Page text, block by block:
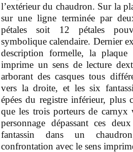
l’extérieur du chaudron. Sur la
sur une ligne terminée par
pétales soit 12 pétales
symbolique calendaire. Dernier
description formelle, la
imprime un sens de lecture
arborant des casques tous
vers la droite, et les six
épées du registre inférieur, plus
que les trois porteurs de
personnage dépassant ces
fantassin dans un
confrontation avec le sens